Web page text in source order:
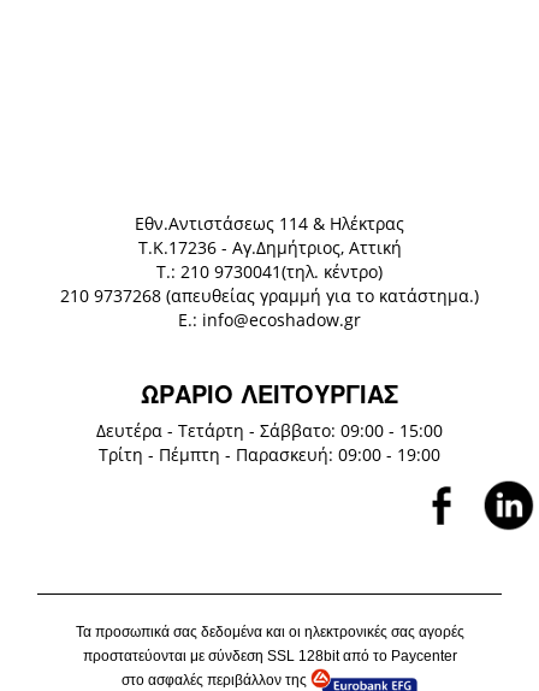
Eθν.Αντιστάσεως 114 & Ηλέκτρας
Τ.Κ.17236 - Αγ.Δημήτριος, Αττική
Τ.: 210 9730041(τηλ. κέντρο)
210 9737268 (απευθείας γραμμή για το κατάστημα.)
E.: info@ecoshadow.gr
ΩΡΑΡΙΟ ΛΕΙΤΟΥΡΓΙΑΣ
Δευτέρα - Τετάρτη - Σάββατο: 09:00 - 15:00
Τρίτη - Πέμπτη - Παρασκευή: 09:00 - 19:00
Τα προσωπικά σας δεδομένα και οι ηλεκτρονικές σας αγορές
προστατεύονται με σύνδεση SSL128bit από το Paycenter
στο ασφαλές περιβάλλον της